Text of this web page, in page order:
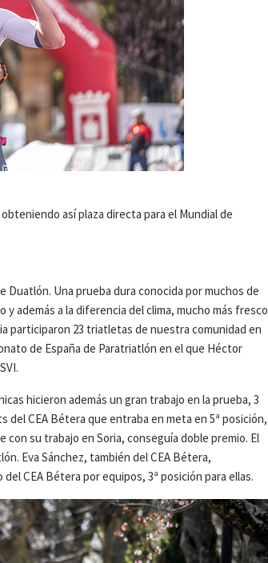
así plaza directa para el Mundial de
Duatlón. Una prueba dura conocida por muchos de
además a la diferencia del clima, mucho más fresco
participaron 23 triatletas de nuestra comunidad en
de España de Paratriatlón en el que Héctor
hicieron además un gran trabajo en la prueba, 3
del CEA Bétera que entraba en meta en 5ª posición,
con su trabajo en Soria, conseguía doble premio. El
Eva Sánchez, también del CEA Bétera,
CEA Bétera por equipos, 3ª posición para ellas.